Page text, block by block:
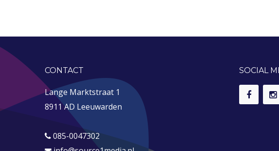
CONTACT
Lange Marktstraat 1
8911 AD Leeuwarden
085-0047302
SOCIAL